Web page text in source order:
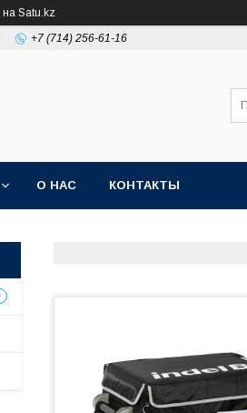
на Satu.kz
+7 (714) 256-61-16
О НАС КОНТАКТЫ